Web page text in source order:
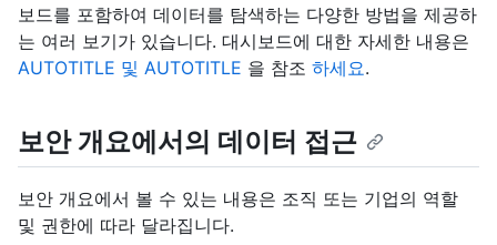
보드를 포함하여 데이터를 탐색하는 다양한 방법을 제공하
는 여러 보기가 있습니다. 대시보드에 대한 자세한 내용은
AUTOTITLE 및 AUTOTITLE 을 참조 하세요.
보안 개요에서의 데이터 접근
보안 개요에서 볼 수 있는 내용은 조직 또는 기업의 역할
및 권한에 따라 달라집니다.